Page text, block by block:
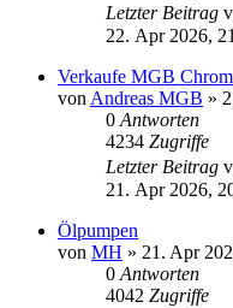
Letzter Beitrag
22. Apr 2026,
Verkaufe MGB
von Andreas MGB »
0 Antworten
4234 Zugriffe
Letzter Beitrag
21. Apr 2026,
Ölpumpen
von MH » 21. Apr
0 Antworten
4042 Zugriffe